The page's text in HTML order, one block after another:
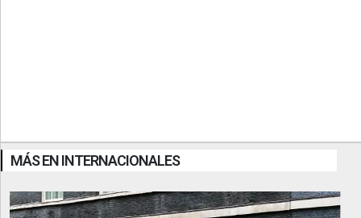
MÁS EN INTERNACIONALES